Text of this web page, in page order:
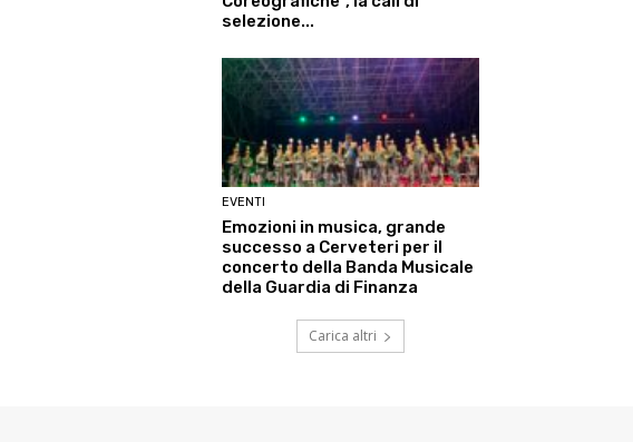
selezione...
EVENTI
Emozioni in musica, grande
successo a Cerveteri per il
concerto della Banda Musicale
della Guardia di Finanza
Carica altri